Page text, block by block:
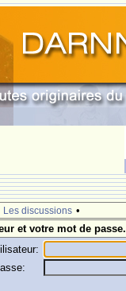
Les discussions •
et votre mot de passe.